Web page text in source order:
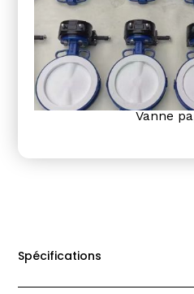
Vanne
Spécifications